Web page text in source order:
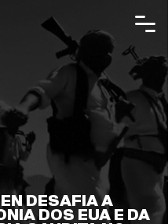
DESAFIA A
DOS EUA E DA